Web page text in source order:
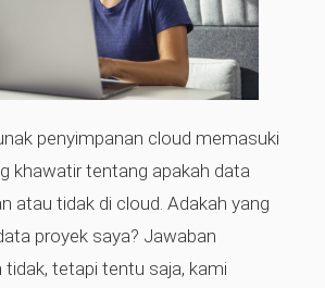
penyimpanan cloud memasuki
khawatir tentang apakah data
atau tidak di cloud. Adakah yang
proyek saya? Jawaban
tidak, tetapi tentu saja, kami